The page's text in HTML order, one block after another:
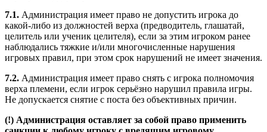
7.1. Администрация имеет право не допустить игрока до
какой-либо из должностей верха (предводитель, глашатай,
целитель или ученик целителя), если за этим игроком ранее
наблюдались тяжкие и/или многочисленные нарушения
игровых правил, при этом срок нарушений не имеет значения.
7.2. Администрация имеет право снять с игрока полномочия
верха племени, если игрок серьёзно нарушил правила игры.
Не допускается снятие с поста без объективных причин.
(!) Администрация оставляет за собой право применить